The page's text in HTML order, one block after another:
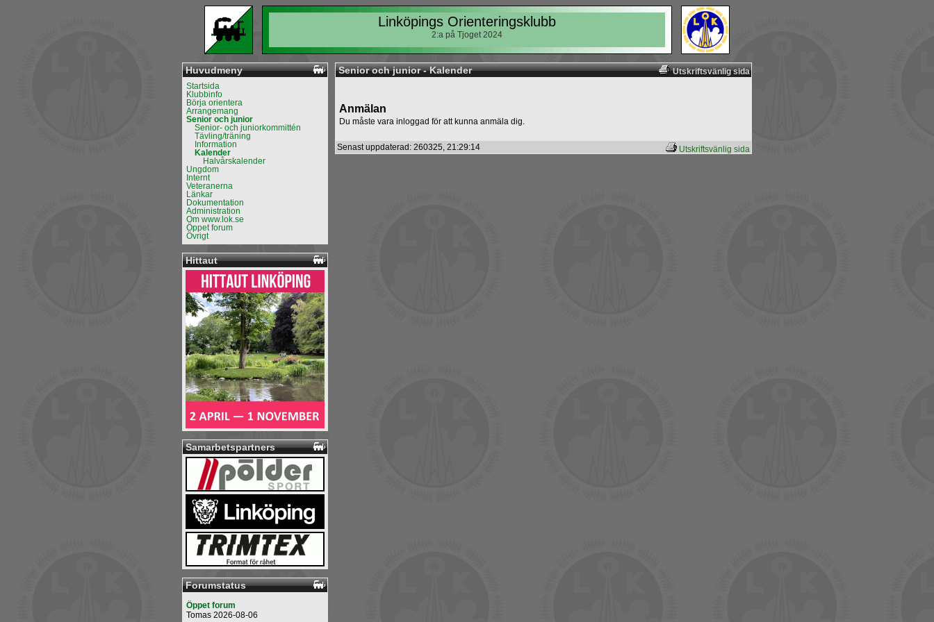
Linköpings Orienteringsklubb
2:a på Tjoget 2024
Huvudmeny
Startsida
Klubbinfo
Börja orientera
Arrangemang
Senior och junior
Senior- och juniorkommittén
Tävling/träning
Information
Kalender
Halvårskalender
Ungdom
Internt
Veteranerna
Länkar
Dokumentation
Administration
Om www.lok.se
Öppet forum
Övrigt
Hittaut
Samarbetspartners
Forumstatus
Öppet forum
Tomas 2026-08-06
Utskriftsvänlig sida
Senior och junior - Kalender
Anmälan
Du måste vara inloggad för att kunna anmäla dig.
Utskriftsvänlig sida
Senast uppdaterad: 260325, 21:29:14